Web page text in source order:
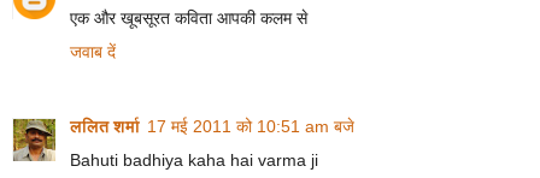
एक और खूबसूरत कविता आपकी कलम से
जवाब दें
ललित शर्मा 17 मई 2011 को 10:51 am बजे
Bahuti badhiya kaha hai varma ji